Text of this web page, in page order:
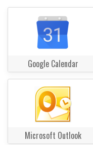
Google Calendar
Microsoft Outlook